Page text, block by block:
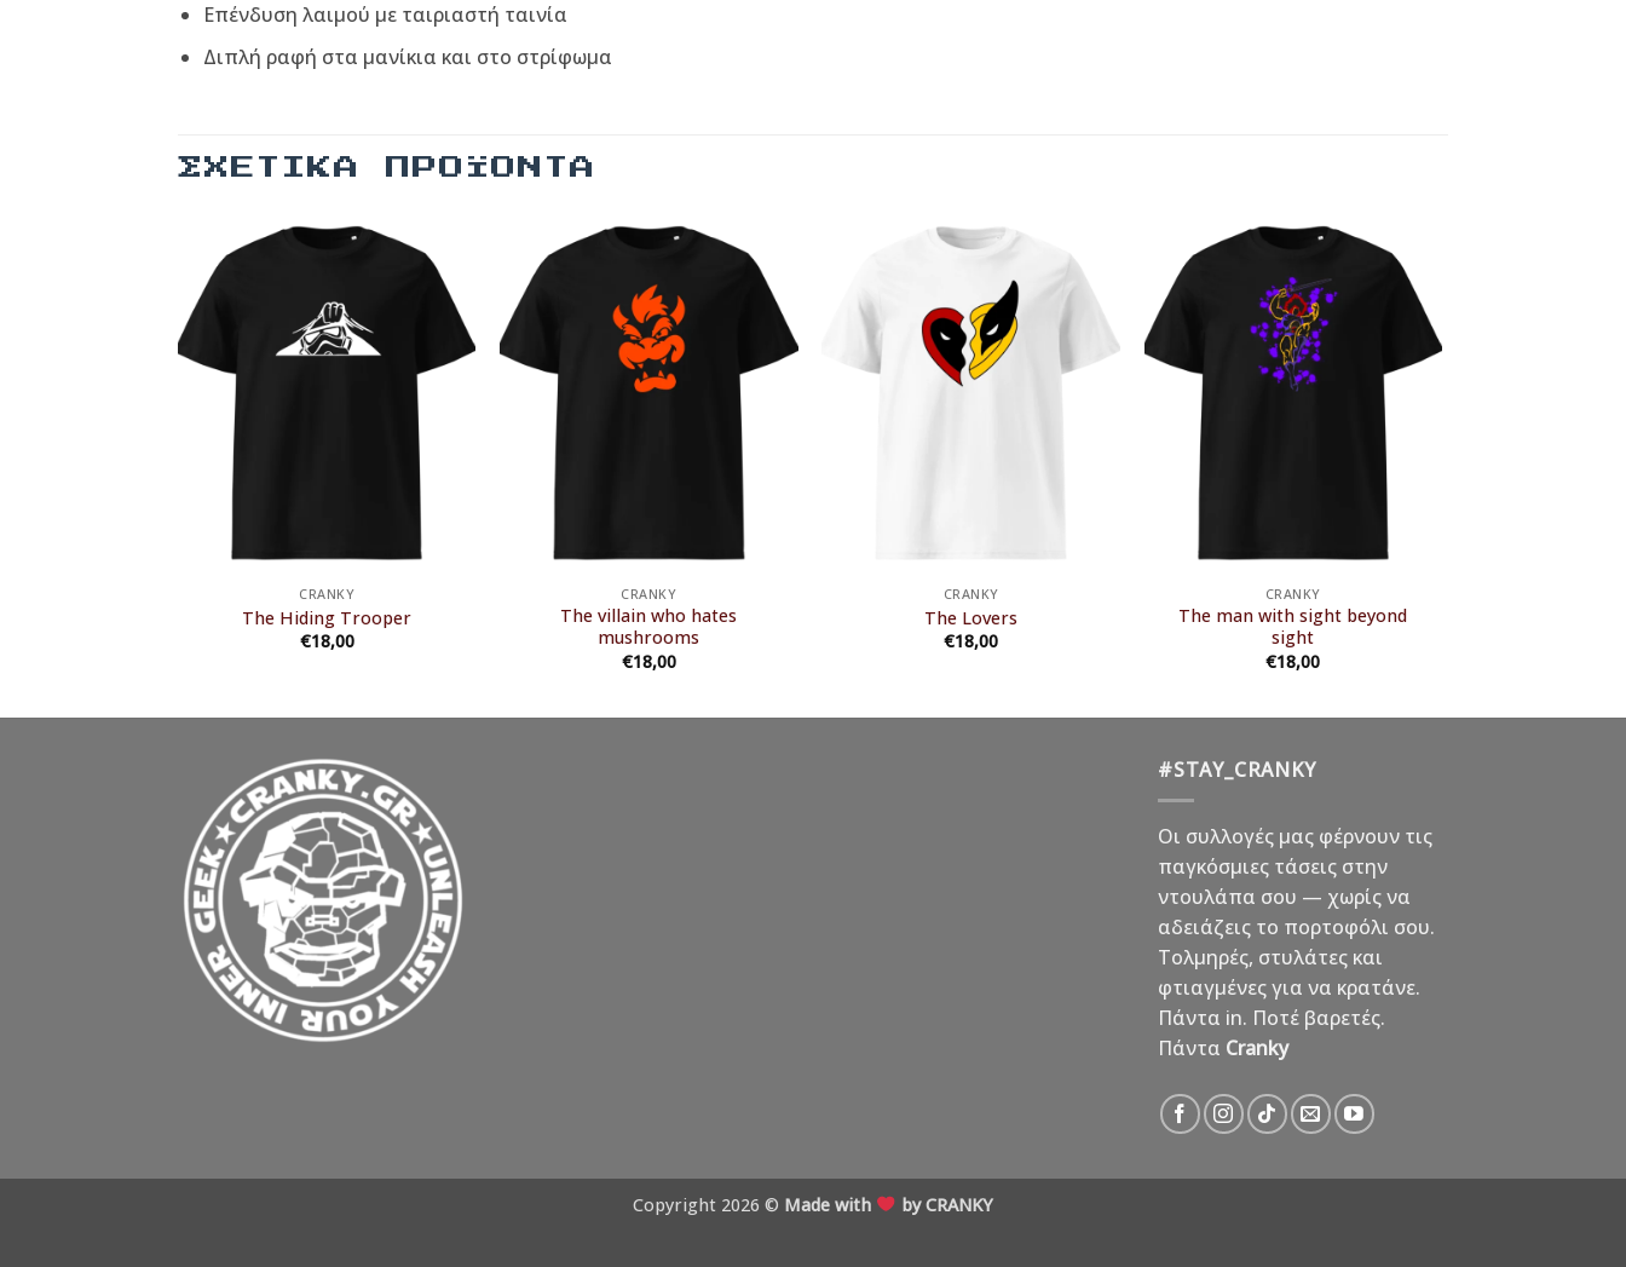
Επένδυση λαιμού με ταιριαστή ταινία
Διπλή ραφή στα μανίκια και στο στρίφωμα
ΣΧΕΤΙΚΆ ΠΡΟΪΌΝΤΑ
CRANKY
The Hiding Trooper
€18,00
CRANKY
The villain who hates
mushrooms
€18,00
CRANKY
The Lovers
€18,00
CRANKY
The man with sight beyond
sight
€18,00
#STAY_CRANKY
Οι συλλογές μας φέρνουν τις
παγκόσμιες τάσεις στην
ντουλάπα σου — χωρίς να
αδειάζεις το πορτοφόλι σου.
Τολμηρές, στυλάτες και
φτιαγμένες για να κρατάνε.
Πάντα in. Ποτέ βαρετές.
Πάντα Cranky
Copyright 2026 © Made with by CRANKY